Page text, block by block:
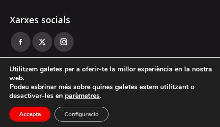
Xarxes socials
Facebook
page
opens
in
new
window
Twitter
page
opens
in
new
window
Instagram
page
opens
in
new
window© EIDOS Dinamització Social
Avís legal
Utilitzem galetes per a oferir-te la millor experiència en la nostra
web.
Podeu esbrinar més sobre quines galetes estem utilitzant o
desactivar-les en parèmetres.
Accepta Configuració